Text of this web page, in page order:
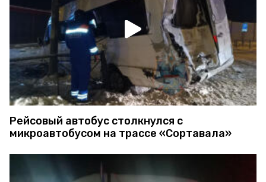
Рейсовый автобус столкнулся с
микроавтобусом на трассе «Сортавала»